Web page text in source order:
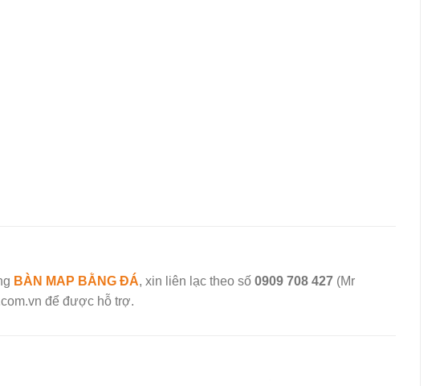
BÀN MAP BẰNG ĐÁ, xin liên lạc theo số 0909 708 427 (Mr
để được hỗ trợ.